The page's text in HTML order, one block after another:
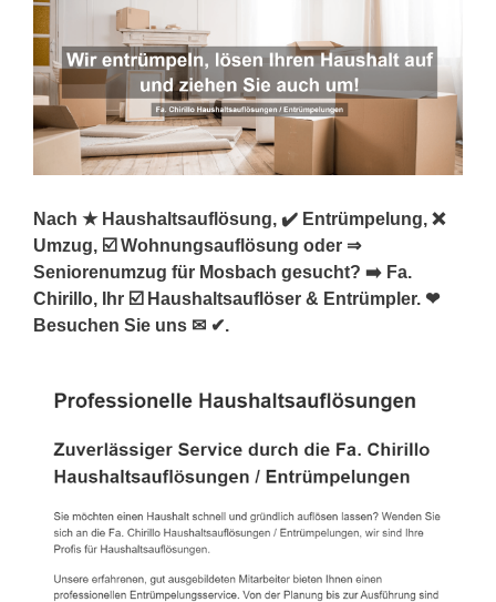
Nach ★ Haushaltsauflösung, ✔️ Entrümpelung, ❌
Umzug, ☑️ Wohnungsauflösung oder ⇒
Seniorenumzug für Mosbach gesucht? ➡️ Fa.
Chirillo, Ihr ☑️ Haushaltsauflöser & Entrümpler. ❤
Besuchen Sie uns ✉ ✔.